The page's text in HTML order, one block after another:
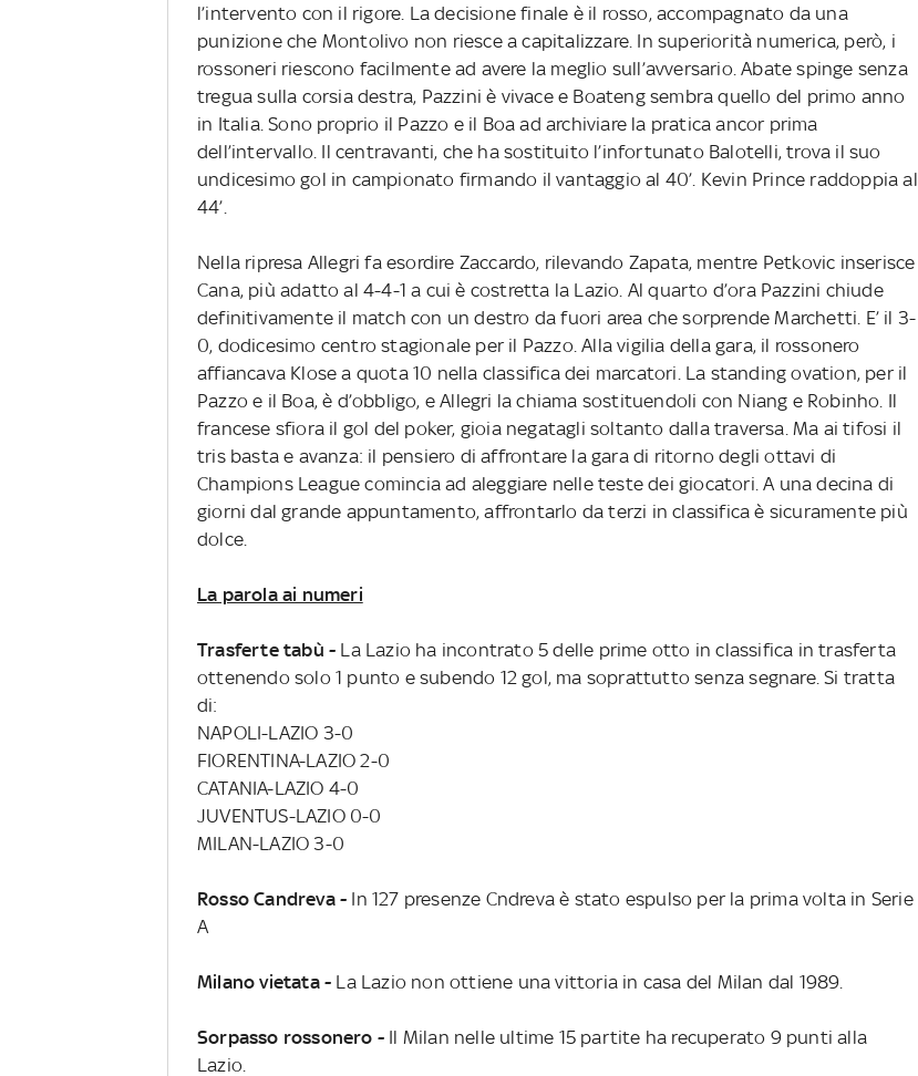
l’intervento con il rigore. La decisione finale è il rosso, accompagnato da una
punizione che Montolivo non riesce a capitalizzare. In superiorità numerica, però, i
rossoneri riescono facilmente ad avere la meglio sull’avversario. Abate spinge senza
tregua sulla corsia destra, Pazzini è vivace e Boateng sembra quello del primo anno
in Italia. Sono proprio il Pazzo e il Boa ad archiviare la pratica ancor prima
dell’intervallo. Il centravanti, che ha sostituito l’infortunato Balotelli, trova il suo
undicesimo gol in campionato firmando il vantaggio al 40’. Kevin Prince raddoppia al
44’.
Nella ripresa Allegri fa esordire Zaccardo, rilevando Zapata, mentre Petkovic inserisce
Cana, più adatto al 4-4-1 a cui è costretta la Lazio. Al quarto d’ora Pazzini chiude
definitivamente il match con un destro da fuori area che sorprende Marchetti. E’ il 3-
0, dodicesimo centro stagionale per il Pazzo. Alla vigilia della gara, il rossonero
affiancava Klose a quota 10 nella classifica dei marcatori. La standing ovation, per il
Pazzo e il Boa, è d’obbligo, e Allegri la chiama sostituendoli con Niang e Robinho. Il
francese sfiora il gol del poker, gioia negatagli soltanto dalla traversa. Ma ai tifosi il
tris basta e avanza: il pensiero di affrontare la gara di ritorno degli ottavi di
Champions League comincia ad aleggiare nelle teste dei giocatori. A una decina di
giorni dal grande appuntamento, affrontarlo da terzi in classifica è sicuramente più
dolce.
La parola ai numeri
Trasferte tabù - La Lazio ha incontrato 5 delle prime otto in classifica in trasferta
ottenendo solo 1 punto e subendo 12 gol, ma soprattutto senza segnare. Si tratta
di:
NAPOLI-LAZIO 3-0
FIORENTINA-LAZIO 2-0
CATANIA-LAZIO 4-0
JUVENTUS-LAZIO 0-0
MILAN-LAZIO 3-0
Rosso Candreva - In 127 presenze Cndreva è stato espulso per la prima volta in Serie
A
Milano vietata - La Lazio non ottiene una vittoria in casa del Milan dal 1989.
Sorpasso rossonero -Il Milan nelle ultime 15 partite ha recuperato 9 punti alla
Lazio.